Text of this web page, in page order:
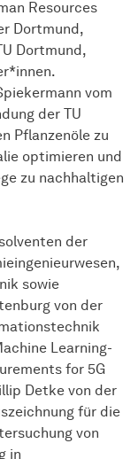
Resources
Dortmund,
Dortmund,
vom
der TU
Pflanzenöle zu
optimieren und
zu nachhaltigen
der
sowie
von der
Learning-
for 5G
Detke von der
für die
von
in